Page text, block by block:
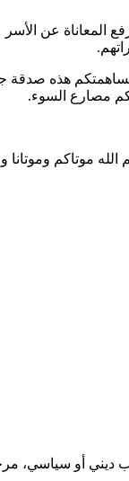
المعاناة عن الأسر
مساهمتكم هذه صدقة
مصارع السوء.
موتاكم وموتانا
أو سياسي،